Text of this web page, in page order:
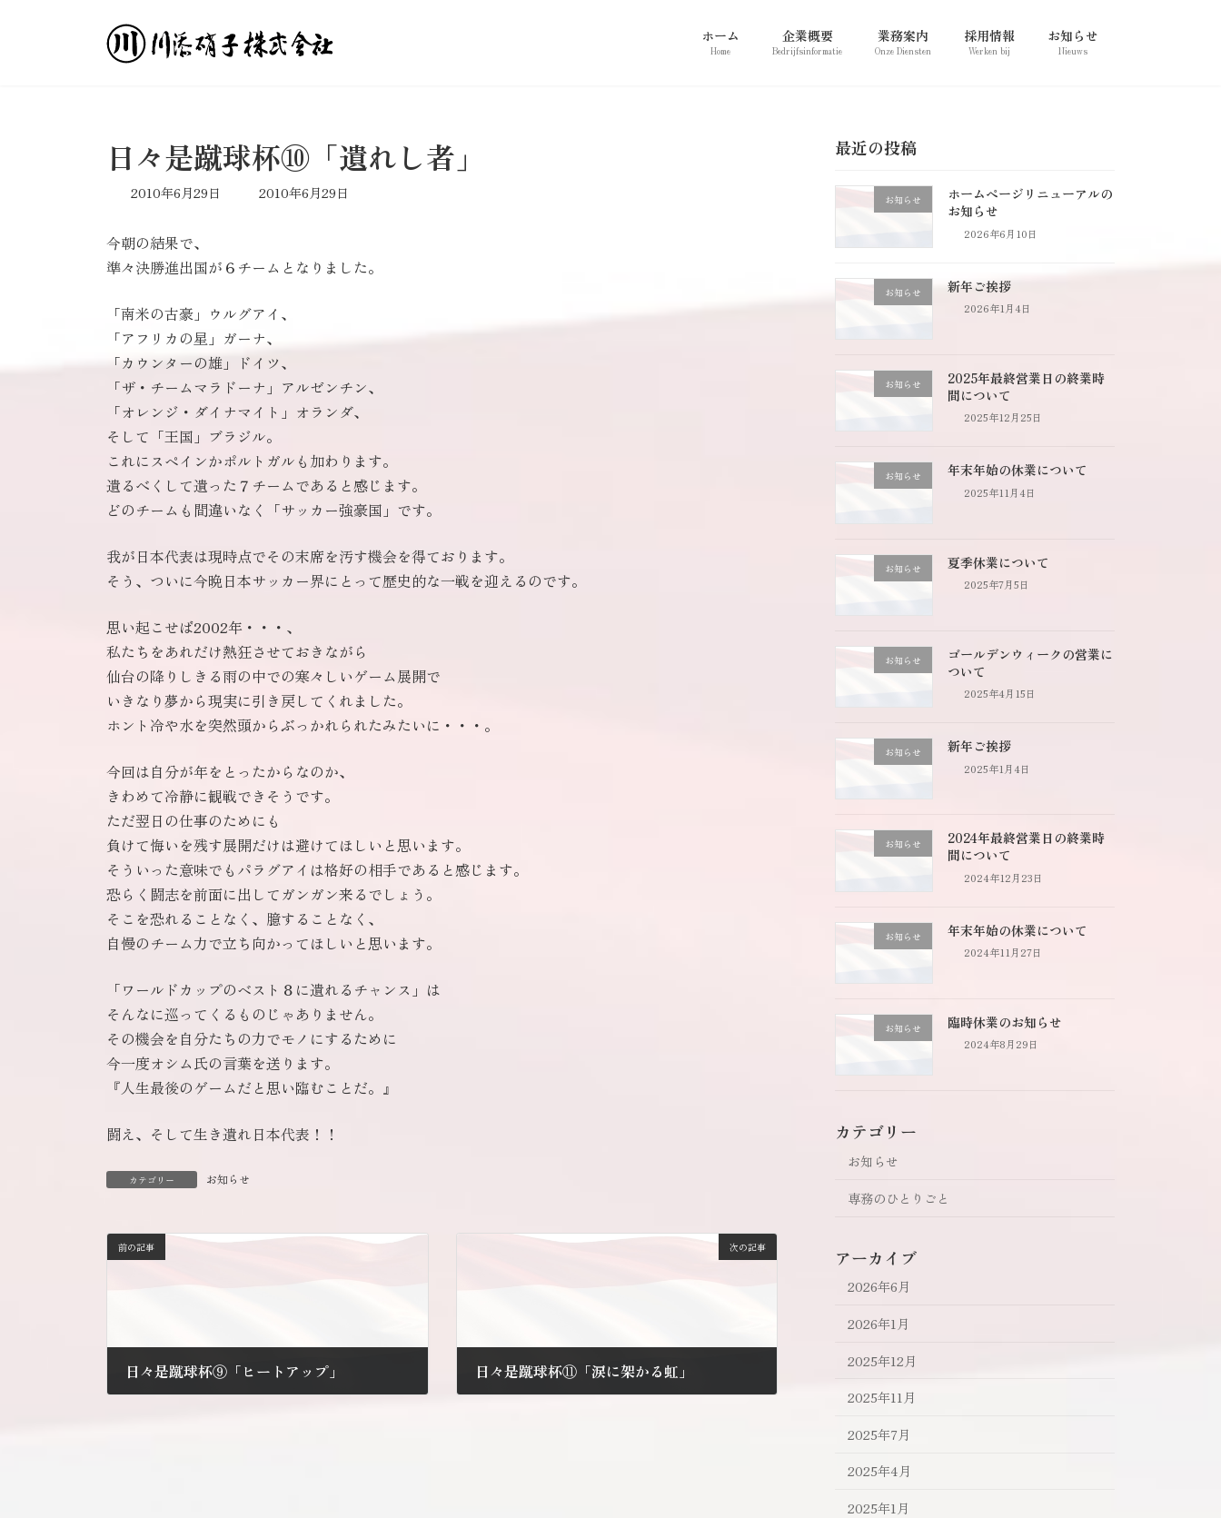
ホーム
Home
企業概要
Bedrijfsinformatie
業務案内
Onze Diensten
採用情報
Werken bij
お知らせ
Nieuws
日々是蹴球杯⑩「遺れし者」
2010年6月29日
最
日
2010年6月29日
今朝の結果で、
準々決勝進出国が６チームとなりました。
「南米の古豪」ウルグアイ、
「アフリカの星」ガーナ、
「カウンターの雄」ドイツ、
「ザ・チームマラドーナ」アルゼンチン、
「オレンジ・ダイナマイト」オランダ、
そして「王国」ブラジル。
これにスペインかポルトガルも加わります。
遺るべくして遺った７チームであると感じます。
どのチームも間違いなく「サッカー強豪国」です。
我が日本代表は現時点でその末席を汚す機会を得ております。
そう、ついに今晩日本サッカー界にとって歴史的な一戦を迎えるのです。
思い起こせば2002年・・・、
私たちをあれだけ熱狂させておきながら
仙台の降りしきる雨の中での寒々しいゲーム展開で
いきなり夢から現実に引き戻してくれました。
ホント冷や水を突然頭からぶっかれられたみたいに・・・。
今回は自分が年をとったからなのか、
きわめて冷静に観戦できそうです。
ただ翌日の仕事のためにも
負けて悔いを残す展開だけは避けてほしいと思います。
そういった意味でもパラグアイは格好の相手であると感じます。
恐らく闘志を前面に出してガンガン来るでしょう。
そこを恐れることなく、臆することなく、
自慢のチーム力で立ち向かってほしいと思います。
「ワールドカップのベスト８に遺れるチャンス」は
そんなに巡ってくるものじゃありません。
その機会を自分たちの力でモノにするために
今一度オシム氏の言葉を送ります。
『人生最後のゲームだと思い臨むことだ。』
闘え、そして生き遺れ日本代表！！
カテゴリー お知らせ
前の記事
日々是蹴球杯⑨「ヒートアップ」
次の記事
日々是蹴球杯⑪「涙に架かる虹」
最近の投稿
お知らせ
ホームページリニューアルの
お知らせ
2026年6月10日
お知らせ 新年ご挨拶
2026年1月4日
お知らせ
2025年最終営業日の終業時
間について
2025年12月25日
お知らせ 年末年始の休業について
2025年11月4日
お知らせ 夏季休業について
2025年7月5日
お知らせ
ゴールデンウィークの営業に
ついて
2025年4月15日
お知らせ 新年ご挨拶
2025年1月4日
お知らせ
2024年最終営業日の終業時
間について
2024年12月23日
お知らせ 年末年始の休業について
2024年11月27日
お知らせ 臨時休業のお知らせ
2024年8月29日
カテゴリー
お知らせ
専務のひとりごと
アーカイブ
2026年6月
2026年1月
2025年12月
2025年11月
2025年7月
2025年4月
2025年1月